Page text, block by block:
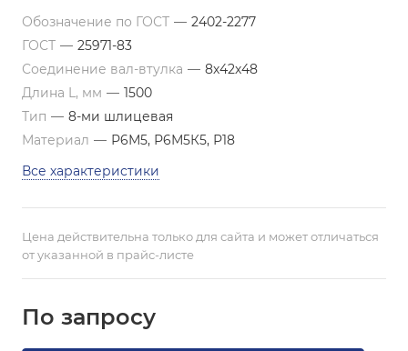
Обозначение по ГОСТ — 2402-2277
ГОСТ — 25971-83
Соединение вал-втулка — 8х42х48
Длина L, мм — 1500
Тип — 8-ми шлицевая
Материал — Р6М5, Р6М5К5, Р18
Все характеристики
Цена действительна только для сайта и может отличаться
от указанной в прайс-листе
По запросу